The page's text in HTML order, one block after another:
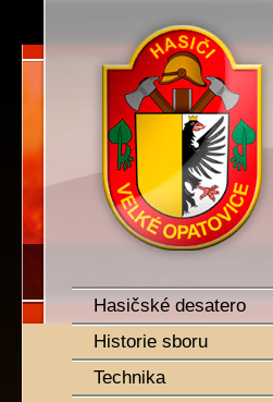
SDH Velké Opatovice
Hasičské desatero
Historie sboru
Technika